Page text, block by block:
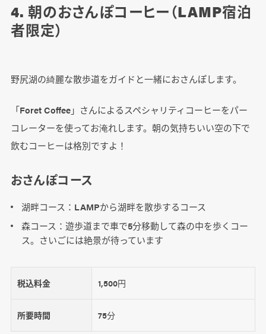
4. 朝のおさんぽコーヒー（LAMP宿泊
者限定）
野尻湖の綺麗な散歩道をガイドと一緒におさんぽします。
「Foret Coffee」さんによるスペシャリティコーヒーをパー
コレーターを使ってお淹れします。朝の気持ちいい空の下で
飲むコーヒーは格別ですよ！
おさんぽコース
湖畔コース：LAMPから湖畔を散歩するコース
森コース：遊歩道まで車で5分移動して森の中を歩くコー
ス。さいごには絶景が待っています
税込料金 1,500円
所要時間 75分